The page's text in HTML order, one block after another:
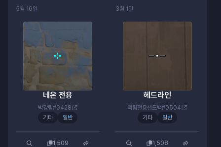
5월 16일
네온 전용
박강림#0428
기타
일반
1,509
3월 1일
헤드라인
적팀전용샌드백#0504
기타
일반
1,508